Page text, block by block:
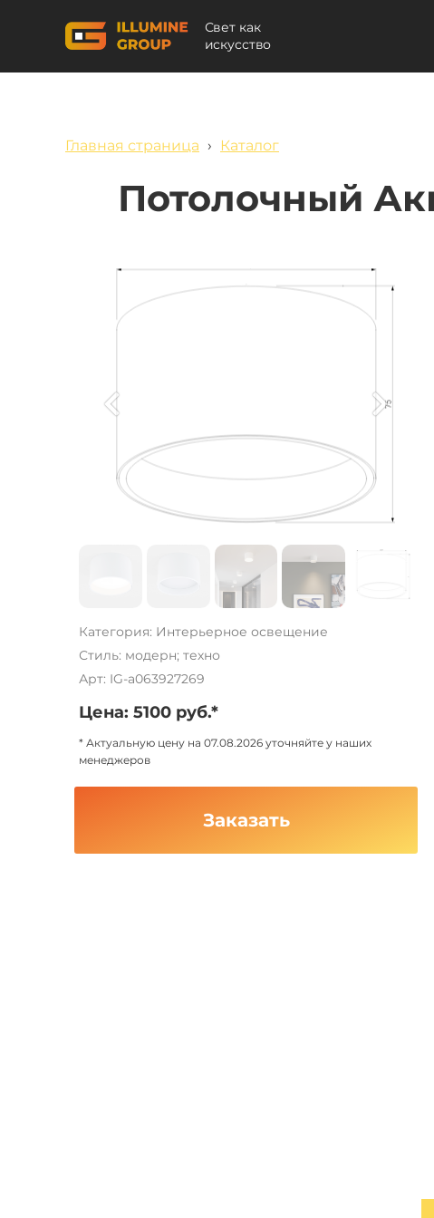
Свет как
искусство
Главная страница › Каталог
Потолочный
Категория: Интерьерное освещение
Стиль: модерн; техно
Арт: IG-a063927269
Цена: 5100 руб.*
* Актуальную цену на 07.08.2026 уточняйте у наших
менеджеров
Заказать